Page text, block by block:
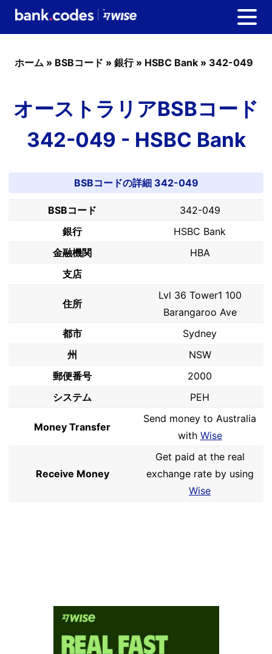
ホーム » BSBコード » 銀行» HSBC Bank » 342-049
オーストラリアBSBコード
342-049 - HSBC Bank
BSBコードの詳細 342-049
BSBコード
342-049
銀行
HSBC Bank
金融機関
HBA
支店
住所
Lvl 36 Tower1 100
Barangaroo Ave
都市
Sydney
州
NSW
郵便番号
2000
システム
PEH
Money Transfer
Send money to Australia
with Wise
Receive Money
Get paid at the real
exchange rate by using
Wise